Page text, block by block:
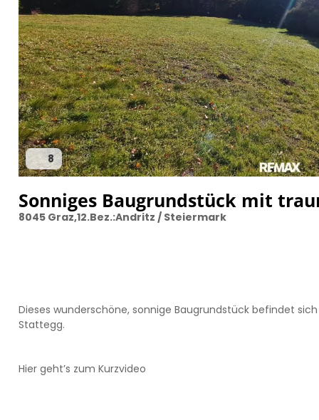
8
Sonniges Baugrundstück mit
8045 Graz,12.Bez.:Andritz / Steiermark
Dieses wunderschöne, sonnige Baugrundstück befindet
Stattegg.
Hier geht’s zum Kurzvideo